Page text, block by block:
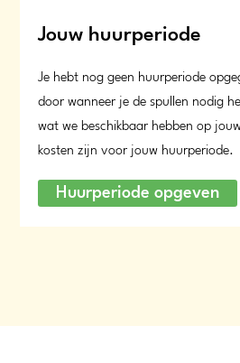
Jouw huurperiode
Je hebt nog geen huurperiode
door wanneer je de spullen nodig
wat we beschikbaar hebben op
kosten zijn voor jouw huurperiode.
Huurperiode opgeven